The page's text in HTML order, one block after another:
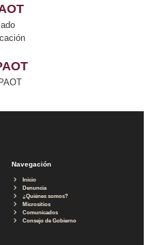
Navegación
Inicio
Denuncia
¿Quiénes somos?
Micrositios
Comunicados
Consejo de Gobierno